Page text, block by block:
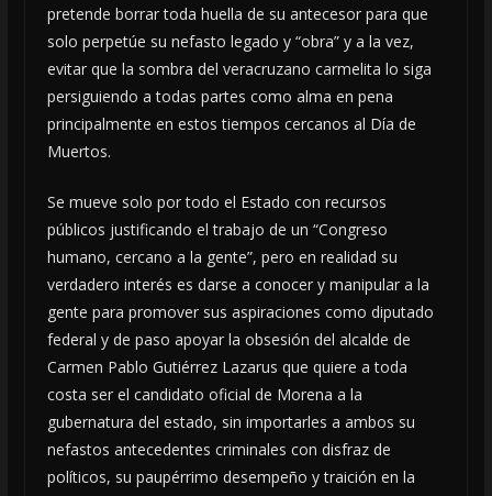
pretende borrar toda huella de su antecesor para que
solo perpetúe su nefasto legado y “obra” y a la vez,
evitar que la sombra del veracruzano carmelita lo siga
persiguiendo a todas partes como alma en pena
principalmente en estos tiempos cercanos al Día de
Muertos.
Se mueve solo por todo el Estado con recursos
públicos justificando el trabajo de un “Congreso
humano, cercano a la gente”, pero en realidad su
verdadero interés es darse a conocer y manipular a la
gente para promover sus aspiraciones como diputado
federal y de paso apoyar la obsesión del alcalde de
Carmen Pablo Gutiérrez Lazarus que quiere a toda
costa ser el candidato oficial de Morena a la
gubernatura del estado, sin importarles a ambos su
nefastos antecedentes criminales con disfraz de
políticos, su paupérrimo desempeño y traición en la